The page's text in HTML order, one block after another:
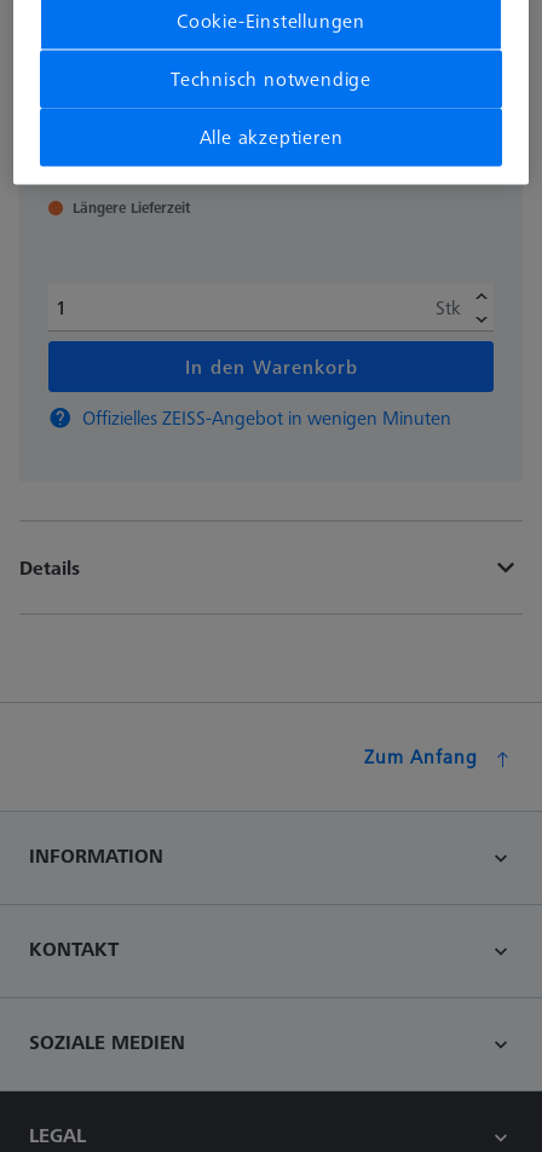
Dieses Produkt wurde noch nicht bewertet.
CHF 2,010.00
Längere Lieferzeit
Stk
In den Warenkorb
Offizielles ZEISS-Angebot in wenigen Minuten
Details
Zum Anfang
INFORMATION
KONTAKT
SOZIALE MEDIEN
LEGAL
Cookie-Einstellungen
Technisch notwendige
Alle akzeptieren